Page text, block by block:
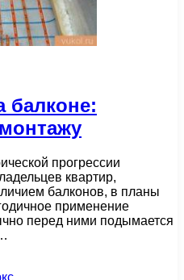
балконе:
прогрессии
квартир,
балконов, в планы
применение
перед ними подымается